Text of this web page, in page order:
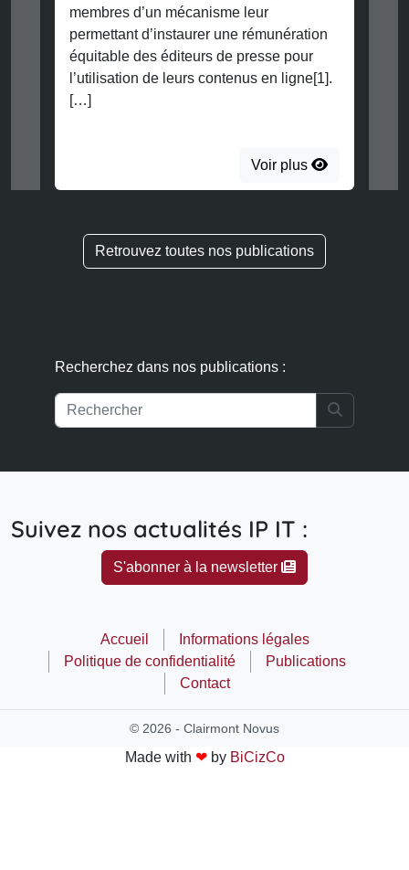
membres d’un mécanisme leur
permettant d’instaurer une rémunération
équitable des éditeurs de presse pour
l’utilisation de leurs contenus en ligne[1].
[…]
Voir plus
Retrouvez toutes nos publications
Recherchez dans nos publications :
Suivez nos actualités IP IT :
S'abonner à la newsletter
Accueil
Informations légales
Politique de confidentialité
Publications
Contact
© 2026 - Clairmont Novus
Made with ❤by BiCizCo